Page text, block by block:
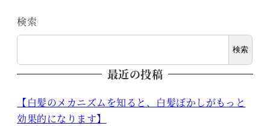
検索
検索
最近の投稿
【白髪のメカニズムを知ると、白髪ぼかしがもっと
効果的になります】